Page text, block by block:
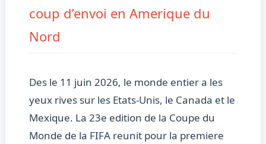
coup d’envoi en Amerique du
Nord
Des le 11 juin 2026, le monde entier a les
yeux rives sur les Etats-Unis, le Canada et le
Mexique. La 23e edition de la Coupe du
Monde de la FIFA reunit pour la premiere